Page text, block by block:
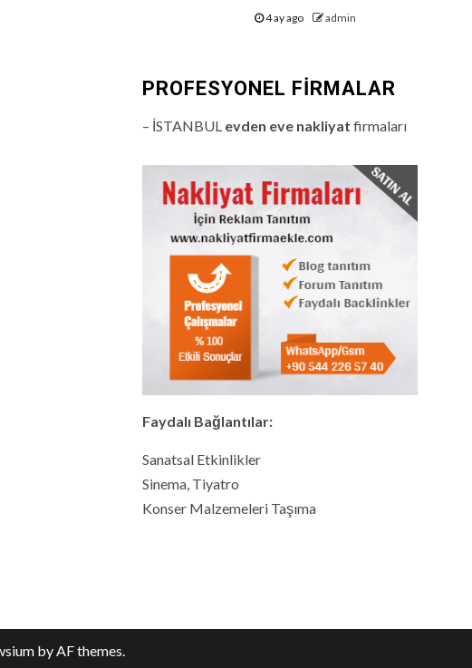
4 ay ago admin
PROFESYONEL FIRMALAR
– İSTANBUL evden eve nakliyat firmaları
Faydalı Bağlantılar:
Sanatsal Etkinlikler
Sinema, Tiyatro
Konser Malzemeleri Taşıma
by AF themes.